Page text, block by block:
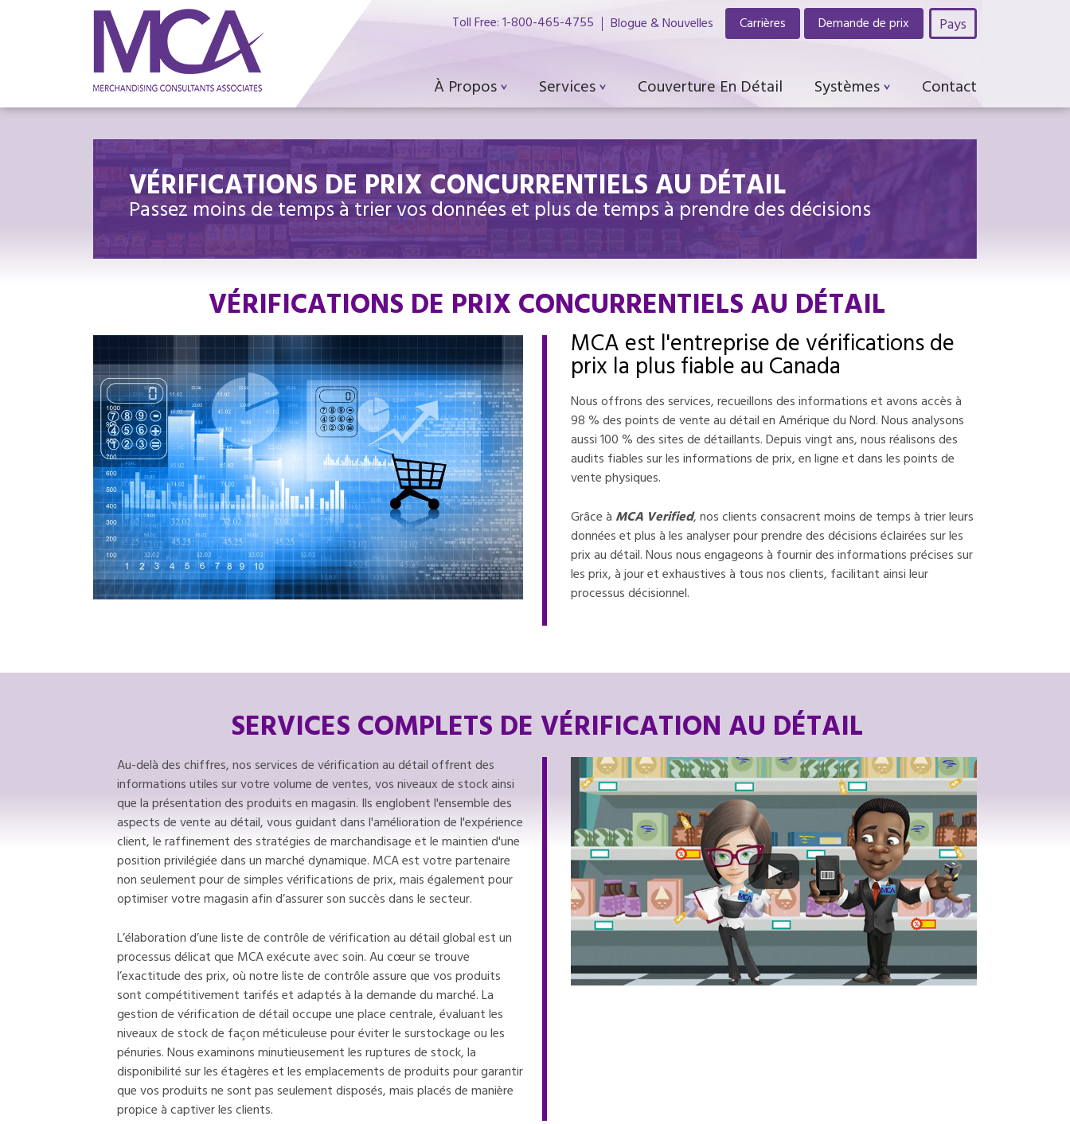
Toll Free: 1-800-465-4755 Blogue & Nouvelles Carrières Demande de prix Pays
À Propos Services Couverture En Détail Systèmes Contact
VÉRIFICATIONS DE PRIX CONCURRENTIELS AU DÉTAIL
Passez moins de temps à trier vos données et plus de temps à prendre des décisions
VÉRIFICATIONS DE PRIX CONCURRENTIELS AU DÉTAIL
MCA est l'entreprise de vérifications de
prix la plus fiable au Canada
Nous offrons des services, recueillons des informations et avons accès à
98 % des points de vente au détail en Amérique du Nord. Nous analysons
aussi 100 % des sites de détaillants. Depuis vingt ans, nous réalisons des
audits fiables sur les informations de prix, en ligne et dans les points de
vente physiques.
Grâce à MCA Verified, nos clients consacrent moins de temps à trier leurs
données et plus à les analyser pour prendre des décisions éclairées sur les
prix au détail. Nous nous engageons à fournir des informations précises sur
les prix, à jour et exhaustives à tous nos clients, facilitant ainsi leur
processus décisionnel.
SERVICES COMPLETS DE VÉRIFICATION AU DÉTAIL
Au-delà des chiffres, nos services de vérification au détail offrent des
informations utiles sur votre volume de ventes, vos niveaux de stock ainsi
que la présentation des produits en magasin. Ils englobent l'ensemble des
aspects de vente au détail, vous guidant dans l'amélioration de l'expérience
client, le raffinement des stratégies de marchandisage et le maintien d'une
position privilégiée dans un marché dynamique. MCA est votre partenaire
non seulement pour de simples vérifications de prix, mais également pour
optimiser votre magasin afin d’assurer son succès dans le secteur.
L’élaboration d’une liste de contrôle de vérification au détail global est un
processus délicat que MCA exécute avec soin. Au cœur se trouve
l’exactitude des prix, où notre liste de contrôle assure que vos produits
sont compétitivement tarifés et adaptés à la demande du marché. La
gestion de vérification de détail occupe une place centrale, évaluant les
niveaux de stock de façon méticuleuse pour éviter le surstockage ou les
pénuries. Nous examinons minutieusement les ruptures de stock, la
disponibilité sur les étagères et les emplacements de produits pour garantir
que vos produits ne sont pas seulement disposés, mais placés de manière
propice à captiver les clients.